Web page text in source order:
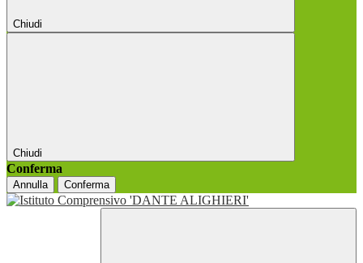
Chiudi
Chiudi
Conferma
Annulla Conferma